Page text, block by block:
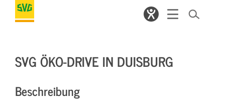
SVG ÖKO-DRIVE IN DUISBURG
Beschreibung